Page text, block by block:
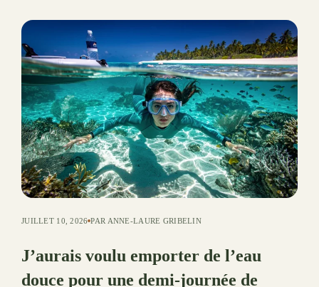
JUILLET 10, 2026 PAR ANNE-LAURE GRIBELIN
J’aurais voulu emporter de l’eau
douce pour une demi-journée de